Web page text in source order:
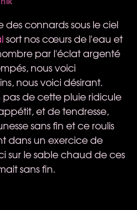
connards sous le ciel
sort nos cœurs de l'eau et
par l'éclat argenté
nous voici
nous voici désirant.
pas de cette pluie ridicule
et de tendresse,
sans fin et ce roulis
dans un exercice de
sur le sable chaud de ces
sans fin.